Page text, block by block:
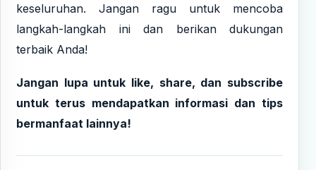
keseluruhan. Jangan ragu untuk mencoba
langkah-langkah ini dan berikan dukungan
terbaik Anda!
Jangan lupa untuk like, share, dan subscribe
untuk terus mendapatkan informasi dan tips
bermanfaat lainnya!